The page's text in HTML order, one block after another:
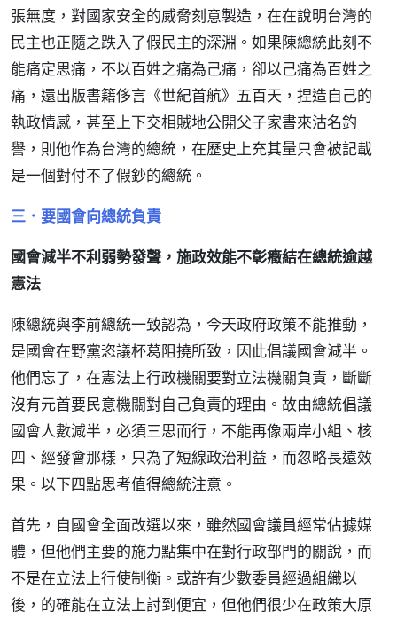
張無度，對國家安全的威脅刻意製造，在在說明台灣的
民主也正隨之跌入了假民主的深淵。如果陳總統此刻不
能痛定思痛，不以百姓之痛為己痛，卻以己痛為百姓之
痛，還出版書籍侈言《世紀首航》五百天，捏造自己的
執政情感，甚至上下交相賊地公開父子家書來沽名釣
譽，則他作為台灣的總統，在歷史上充其量只會被記載
是一個對付不了假鈔的總統。
三．要國會向總統負責
國會減半不利弱勢發聲，施政效能不彰癥結在總統逾越
憲法
陳總統與李前總統一致認為，今天政府政策不能推動，
是國會在野黨恣議杯葛阻撓所致，因此倡議國會減半。
他們忘了，在憲法上行政機關要對立法機關負責，斷斷
沒有元首要民意機關對自己負責的理由。故由總統倡議
國會人數減半，必須三思而行，不能再像兩岸小組、核
四、經發會那樣，只為了短線政治利益，而忽略長遠效
果。以下四點思考值得總統注意。
首先，自國會全面改選以來，雖然國會議員經常佔據媒
體，但他們主要的施力點集中在對行政部門的關說，而
不是在立法上行使制衡。或許有少數委員經過組織以
後，的確能在立法上討到便宜，但他們很少在政策大原